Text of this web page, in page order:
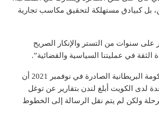
بل كبيادق مستهلكة لتحقيق مكاسب تجارية
على سنوات من التستر والإنكار الصريح
في عمليتنا السياسية والقضائية”.
وكشفت ملفات الحكومة البريطانية الصادرة في نوفمبر 2021 أن
لدى الكويت أبلغ لندن بتقارير عن توغل
ولكن لم يتم نقل الرسالة إلى الخطوط